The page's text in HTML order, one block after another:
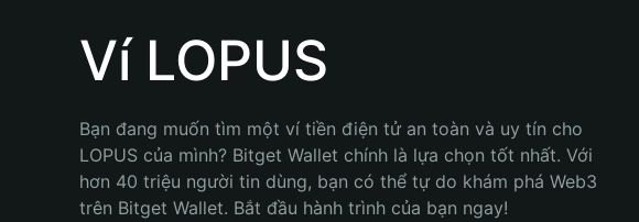
Bahasa Indonesia
Ví LOPUS
Bạn đang muốn tìm một ví tiền điện tử an toàn và uy tín cho
LOPUS của mình? Bitget Wallet chính là lựa chọn tốt nhất. Với
hơn 40 triệu người tin dùng, bạn có thể tự do khám phá Web3
trên Bitget Wallet. Bắt đầu hành trình của bạn ngay!